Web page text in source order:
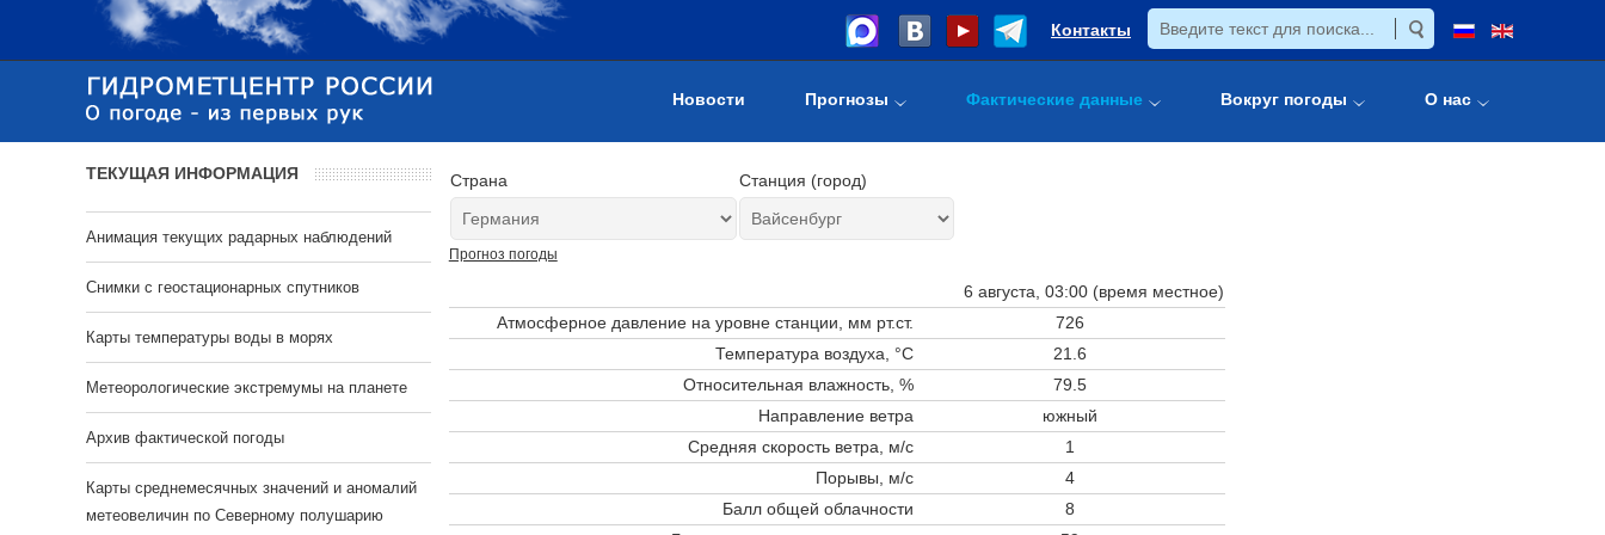
Контакты
Новости Прогнозы Фактические данные Вокруг погоды О нас
Страна Станция (город)
Прогноз погоды
6 августа, 03:00 (время местное)
Атмосферное давление на уровне станции, мм рт.ст.
726
Температура воздуха, °C
21.6
Относительная влажность, %
79.5
Направление ветра
южный
Средняя скорость ветра, м/с
1
Порывы, м/с
4
Балл общей облачности
8
ТЕКУЩАЯ ИНФОРМАЦИЯ
Анимация текущих радарных наблюдений
Cнимки с геостационарных спутников
Карты температуры воды в морях
Метеорологические экстремумы на планете
Архив фактической погоды
Карты среднемесячных значений и аномалий
метеовеличин по Северному полушарию